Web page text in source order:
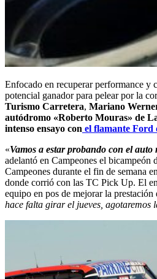
Enfocado en recuperar performance y
potencial ganador para pelear por la
Turismo Carretera, Mariano
autódromo «Roberto Mouras» de
intenso ensayo con el flamante Ford
«Vamos a estar probando con el auto
adelantó en Campeones el bicampeón
Campeones durante el fin de semana
donde corrió con las TC Pick Up. El
equipo en pos de mejorar la
hace falta girar el jueves, agotaremos